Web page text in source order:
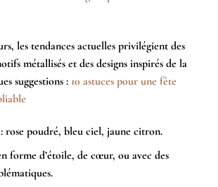
les tendances actuelles privilégient des
métallisés et des designs inspirés de la
suggestions : 10 astuces pour une fête
rose poudré, bleu ciel, jaune citron.
forme d’étoile, de cœur, ou avec des